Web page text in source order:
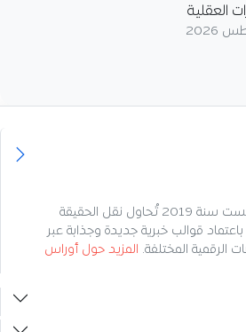
العقلية
مؤسسة إخبارية جزائرية تأسست سنة 2019 تُحاول نقل الحقيقة
قوالب خبرية جديدة وجذابة عبر
الرقمية المختلفة. المزيد حول أوراس